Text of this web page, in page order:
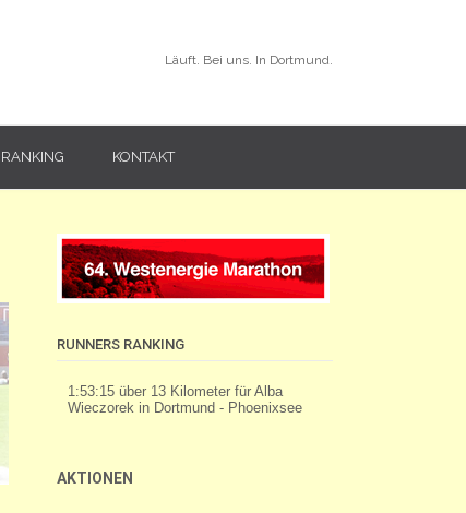
Läuft. Bei uns. In Dortmund.
KONTAKT
RUNNERS RANKING
AKTIONEN